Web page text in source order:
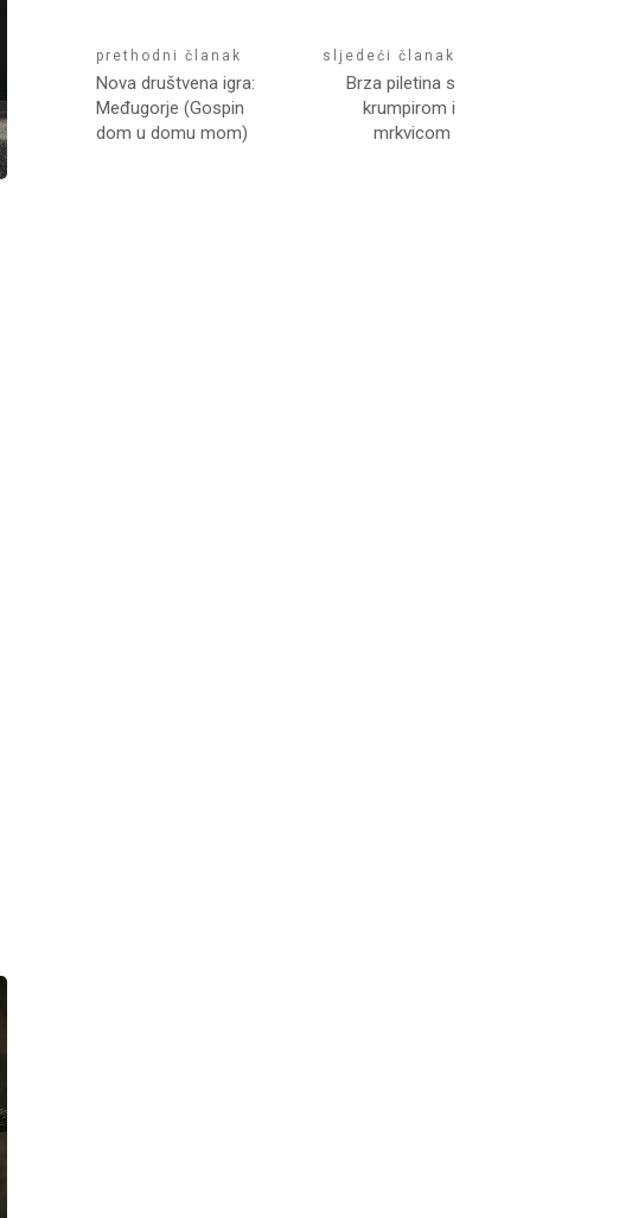
prethodni članak
Nova društvena igra:
Međugorje (Gospin
dom u domu mom)
sljedeći članak
Brza piletina s
krumpirom i
mrkvicom